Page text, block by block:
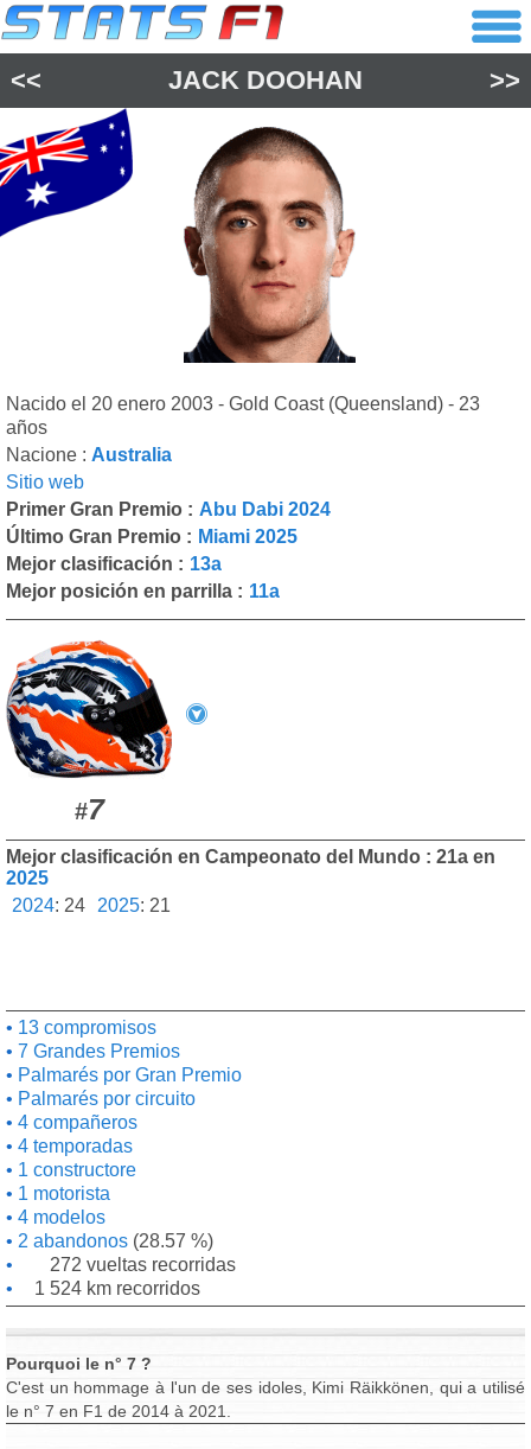
<< JACK DOOHAN >>
Nacido el 20 enero 2003 - Gold Coast (Queensland) - 23
años
Nacione : Australia
Sitio web
Primer Gran Premio : Abu Dabi 2024
Último Gran Premio : Miami 2025
Mejor clasificación : 13a
Mejor posición en parrilla : 11a
#7
Mejor clasificación en Campeonato del Mundo : 21a en
2025
2024: 24 2025: 21
13 compromisos
7 Grandes Premios
Palmarés por Gran Premio
Palmarés por circuito
4 compañeros
4 temporadas
1 constructore
1 motorista
4 modelos
2 abandonos (28.57 %)
272 vueltas recorridas
1 524 km recorridos
Pourquoi le n° 7 ?
C'est un hommage à l'un de ses idoles, Kimi Räikkönen, qui a utilisé
le n° 7 en F1 de 2014 à 2021.